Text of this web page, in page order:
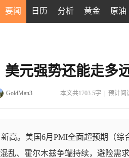
要闻 日历 分析 黄金 原油
元强势还能走多远
GoldMan3 本文共1703.5字 |预计阅
高。美国6月PMI全面超预期（综
乱、霍尔木兹争端持续，避险需求